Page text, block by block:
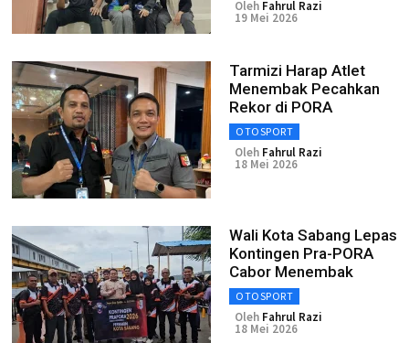
Oleh Fahrul Razi
19 Mei 2026
Tarmizi Harap Atlet
Menembak Pecahkan
Rekor di PORA
OTOSPORT
Oleh Fahrul Razi
18 Mei 2026
Wali Kota Sabang Lepas
Kontingen Pra-PORA
Cabor Menembak
OTOSPORT
Oleh Fahrul Razi
18 Mei 2026